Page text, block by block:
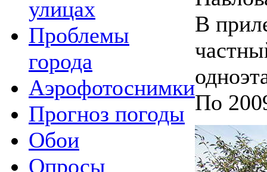
улицах
Проблемы
города
Аэрофотоснимки
Прогноз погоды
Обои
Опросы
В
По